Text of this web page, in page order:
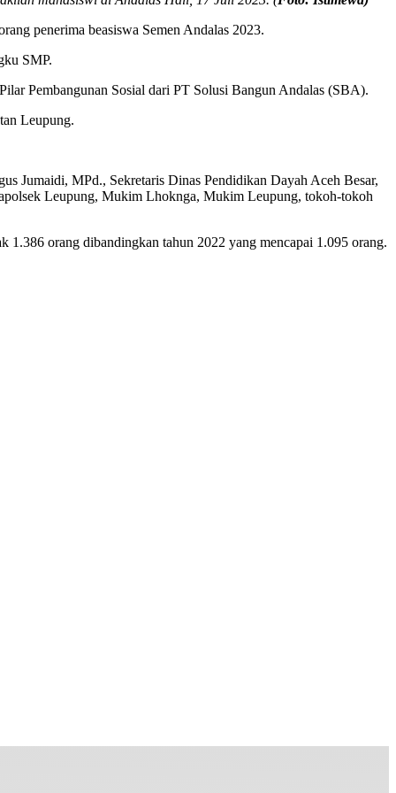
penerima beasiswa Semen Andalas 2023.
SMP.
Pembangunan Sosial dari PT Solusi Bangun Andalas (SBA).
Leupung.
Jumaidi, MPd., Sekretaris Dinas Pendidikan Dayah Aceh Besar,
Leupung, Mukim Lhoknga, Mukim Leupung, tokoh-tokoh
orang dibandingkan tahun 2022 yang mencapai 1.095 orang.